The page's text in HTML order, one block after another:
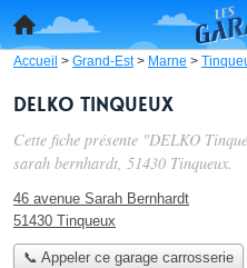
Accueil > Grand-Est> Marne >
DELKO Tinqueux
Cette fiche présente "DELKO
sarah bernhardt, 51430 Tinqueux.
46 avenue Sarah Bernhardt
51430 Tinqueux
📞 Appeler ce garage carrosserie